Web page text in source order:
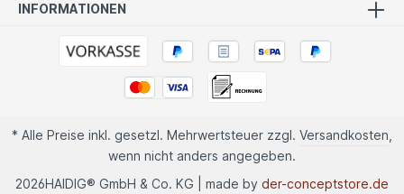
INFORMATIONEN
* Alle Preise inkl. gesetzl. Mehrwertsteuer zzgl. Versandkosten
wenn nicht anders angegeben.
2026HAIDIG® GmbH & Co. KG | made by der-conceptstore.de